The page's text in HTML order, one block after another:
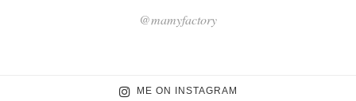
@mamyfactory
ME ON INSTAGRAM